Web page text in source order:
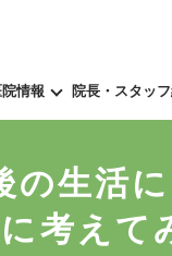
院情報 院長・スタッ
生活
考えて